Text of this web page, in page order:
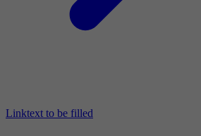
Linktext to be filled